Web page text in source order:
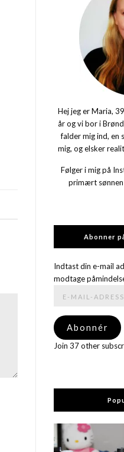
Hej jeg er Maria,
år og vi bor i
falder mig ind, en
mig, og elsker
Følger i mig på
primært sønnen
Abonner
Indtast din e-mail
modtage
adresse
Abonnér
Join 37 other